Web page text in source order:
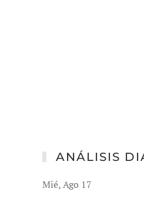
ANÁLISIS
Mié, Ago 17